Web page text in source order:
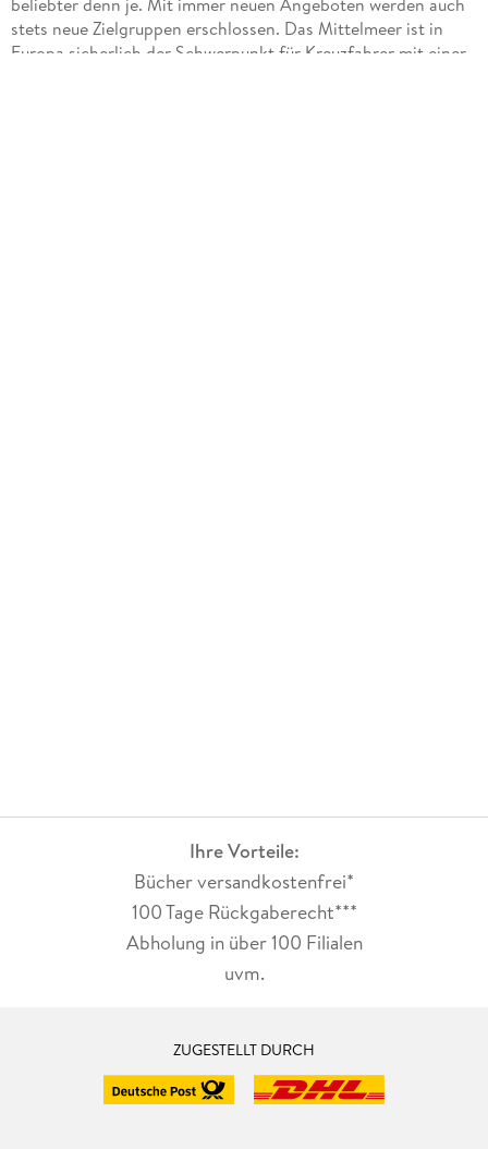
stets neue Zielgruppen erschlossen. Das Mittelmeer ist in
Europa sicherlich der Schwerpunkt für Kreuzfahrer mit einer
Ihre Vorteile:
Bücher versandkostenfrei*
100 Tage Rückgaberecht***
Abholung in über 100 Filialen
uvm.
ZUGESTELLT DURCH